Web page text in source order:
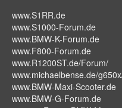
www.S1RR.de
www.S1000-Forum.de
www.BMW-K-Forum.de
www.F800-Forum.de
www.R1200ST.de/Forum/
www.michaelbense.de/
www.BMW-Maxi-Scooter.de
www.BMW-G-Forum.de